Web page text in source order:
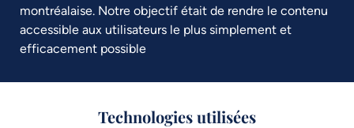
montréalaise. Notre objectif était de rendre le contenu
accessible aux utilisateurs le plus simplement et
efficacement possible
Technologies utilisées